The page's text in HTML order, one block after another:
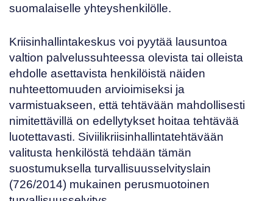
suomalaiselle yhteyshenkilölle.
Kriisinhallintakeskus voi pyytää lausuntoa
valtion palvelussuhteessa olevista tai olleista
ehdolle asettavista henkilöistä näiden
nuhteettomuuden arvioimiseksi ja
varmistuakseen, että tehtävään mahdollisesti
nimitettävillä on edellytykset hoitaa tehtävää
luotettavasti. Siviilikriisinhallintatehtävään
valitusta henkilöstä tehdään tämän
suostumuksella turvallisuusselvityslain
(726/2014) mukainen perusmuotoinen